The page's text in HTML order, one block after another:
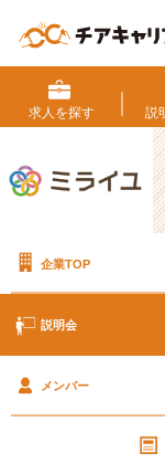
求人を探す 説
企業TOP
説明会
メンバー